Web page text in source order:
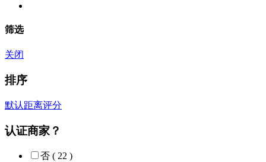
筛选
关闭
排序
默认距离评分
认证商家？
否 ( 22 )